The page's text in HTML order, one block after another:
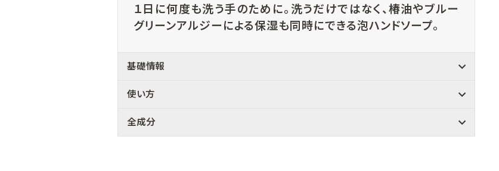
１日に何度も洗う手のために。洗うだけではなく、椿油やブルー
グリーンアルジーによる保湿も同時にできる泡ハンドソープ。
基礎情報
使い方
全成分